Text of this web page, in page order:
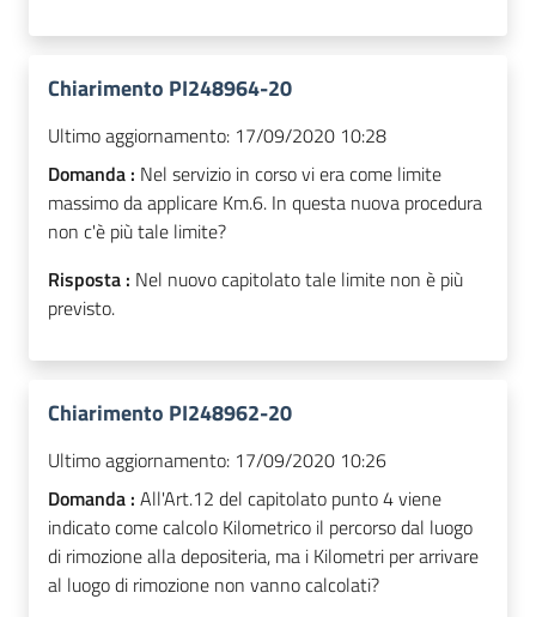
Chiarimento PI248964-20
Ultimo aggiornamento: 17/09/2020 10:28
Domanda : Nel servizio in corso vi era come limite
massimo da applicare Km.6. In questa nuova procedura
non c'è più tale limite?
Risposta : Nel nuovo capitolato tale limite non è più
previsto.
Chiarimento PI248962-20
Ultimo aggiornamento: 17/09/2020 10:26
Domanda : All'Art.12 del capitolato punto 4 viene
indicato come calcolo Kilometrico il percorso dal luogo
di rimozione alla depositeria, ma i Kilometri per arrivare
al luogo di rimozione non vanno calcolati?